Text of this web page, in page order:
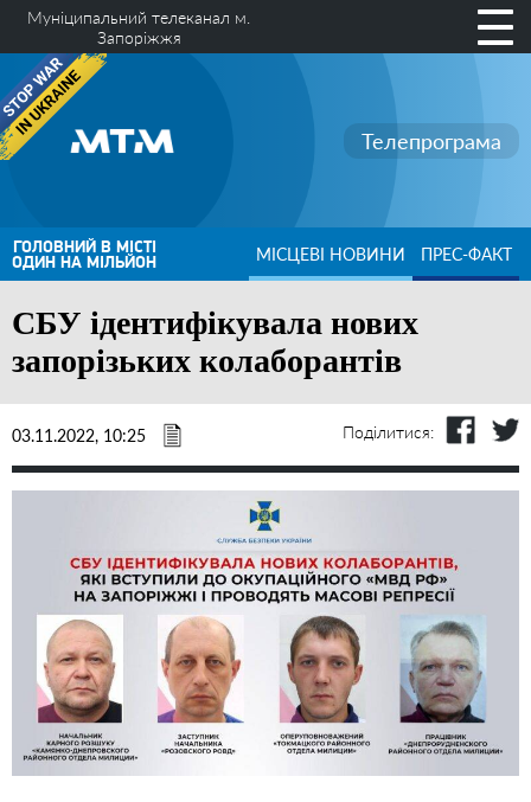
Муніципальний телеканал м.
Запоріжжя
Телепрограма
ГОЛОВНИЙ В МІСТІ
ОДИН НА МІЛЬЙОН МІСЦЕВІ НОВИНИ ПРЕС-ФАКТ
СБУ ідентифікувала нових
запорізьких колаборантів
03.11.2022, 10:25 Поділитися: